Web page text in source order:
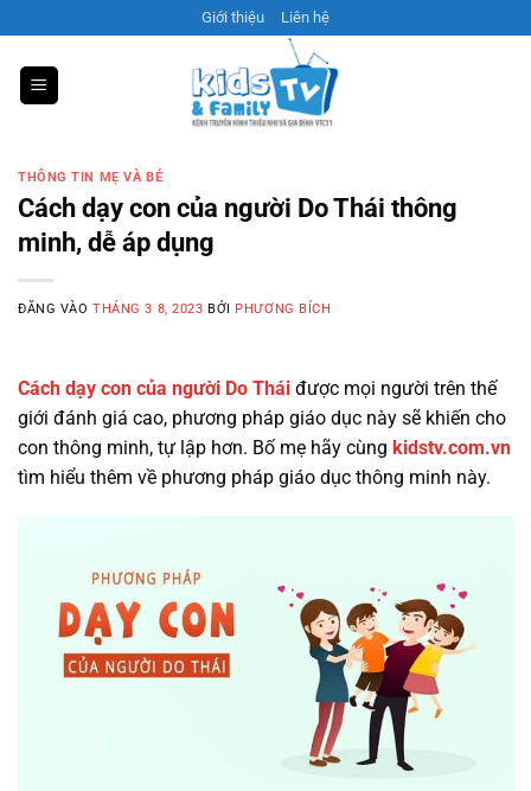
qua
nội
dung
Giới thiệu Liên hệ
THÔNG TIN MẸ VÀ BÉ
Cách dạy con của người Do Thái thông
minh, dễ áp dụng
ĐĂNG VÀOTHÁNG 3 8, 2023 BỞI PHƯƠNG BÍCH
Cách dạy con của người Do Thái được mọi người trên thế
giới đánh giá cao, phương pháp giáo dục này sẽ khiến cho
con thông minh, tự lập hơn. Bố mẹ hãy cùng kidstv.com.vn
tìm hiểu thêm về phương pháp giáo dục thông minh này.